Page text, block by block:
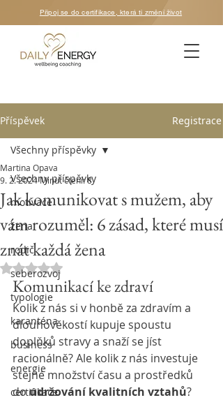
Připoj se do certifikace, která ti změní život
Příspěvek Registrace
Všechny příspěvky
motivace
žena
rodič
seberozvoj
typologie
karanténa
business
energie
certifikace
Všechny příspěvky
Jak komunikovat s mužem, aby
vám rozuměl: 6 zásad, které musí
znát každá žena
Martina Opava
9. 2. 2024Minut čtení: 8
Hodnoceno NaN z 5 hvězdiček.
Komunikací ke zdraví
Kolik z nás si v honbě za zdravím a
dlouhověkostí kupuje spoustu
doplňků stravy a snaží se jíst
racionálně? Ale kolik z nás investuje
stejné množství času a prostředků
do udržování kvalitních vztahů?